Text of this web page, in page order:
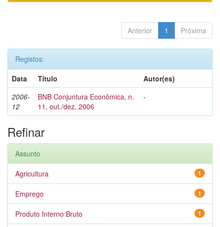
Anterior 1 Próxima
Registos:
Data
Título
Autor(es)
2006-
12
BNB Conjuntura Econômica, n.
11, out./dez. 2006
-
Refinar
Assunto
1
Agricultura
1
Emprego
1
Produto Interno Bruto